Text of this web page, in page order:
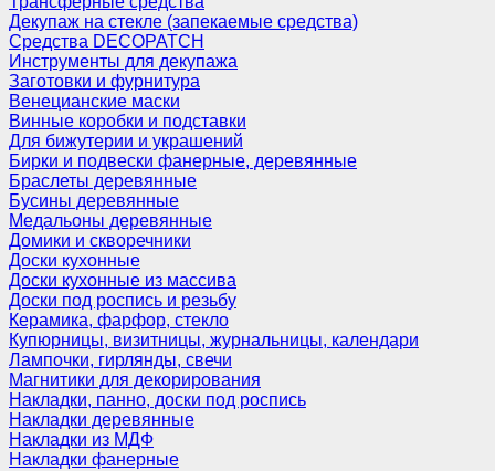
Декупаж на стекле (запекаемые средства)
Средства DECOPATCH
Инструменты для декупажа
Заготовки и фурнитура
Венецианские маски
Винные коробки и подставки
Для бижутерии и украшений
Бирки и подвески фанерные, деревянные
Браслеты деревянные
Бусины деревянные
Медальоны деревянные
Домики и скворечники
Доски кухонные
Доски кухонные из массива
Доски под роспись и резьбу
Керамика, фарфор, стекло
Купюрницы, визитницы, журнальницы, календари
Лампочки, гирлянды, свечи
Магнитики для декорирования
Накладки, панно, доски под роспись
Накладки деревянные
Накладки из МДФ
Накладки фанерные